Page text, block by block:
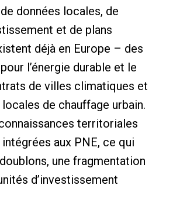
données locales, de
et de plans
déjà en Europe – des
l’énergie durable et le
de villes climatiques et
de chauffage urbain.
territoriales
aux PNE, ce qui
une fragmentation
d’investissement